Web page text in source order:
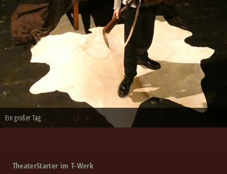
Ein großer Tag
TheaterStarter im T-Werk